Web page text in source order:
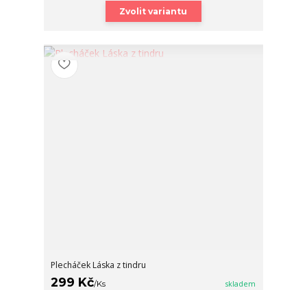
Zvolit variantu
Plecháček Láska z tindru
299 Kč/Ks skladem